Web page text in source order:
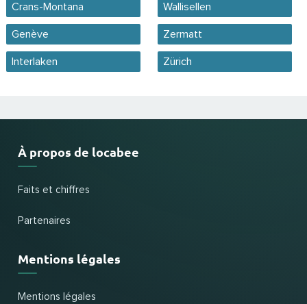
Crans-Montana
Genève
Interlaken
Wallisellen
Zermatt
Zürich
À propos de locabee
Faits et chiffres
Partenaires
Mentions légales
Mentions légales